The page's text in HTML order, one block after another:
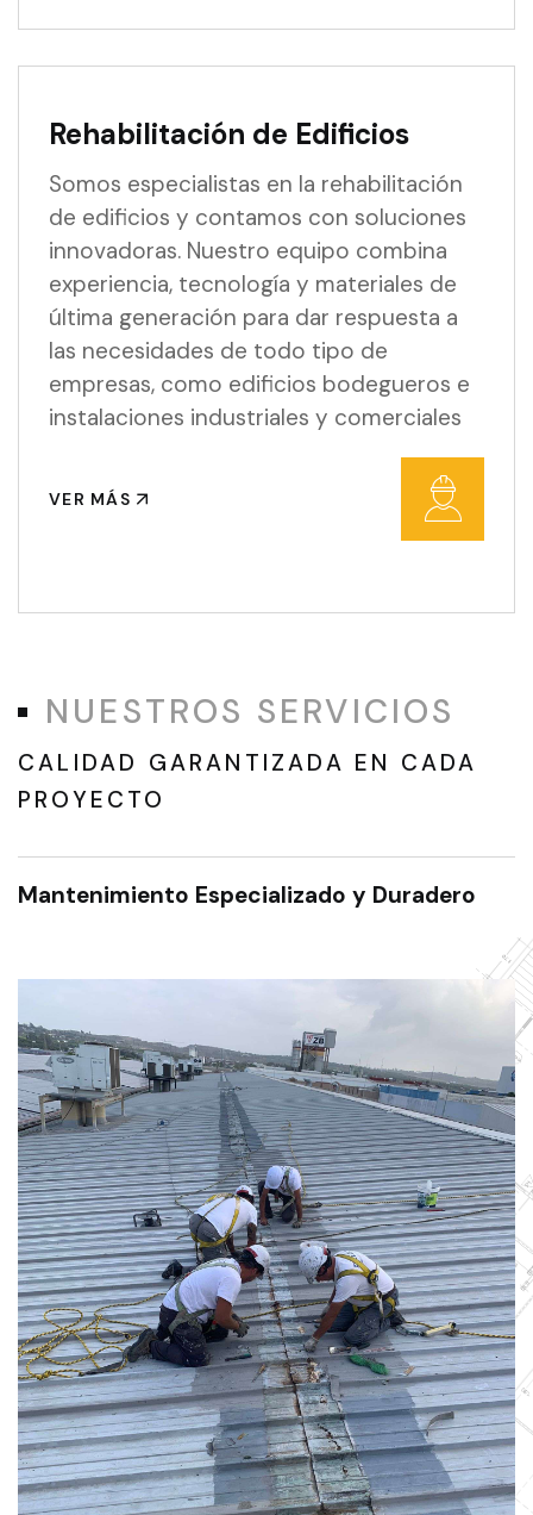
Rehabilitación de Edificios
Somos especialistas en la rehabilitación
de edificios y contamos con soluciones
innovadoras. Nuestro equipo combina
experiencia, tecnología y materiales de
última generación para dar respuesta a
las necesidades de todo tipo de
empresas, como edificios bodegueros e
instalaciones industriales y comerciales
VER MÁS
NUESTROS SERVICIOS
CALIDAD GARANTIZADA EN CADA
PROYECTO
Mantenimiento Especializado y Duradero